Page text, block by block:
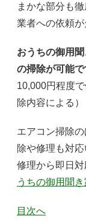
まかな部分も
業者への依頼が
おうちの御用
の掃除が可能で
10,000円程度
除内容による）
エアコン掃除
除や修理も対
修理から即日
うちの御用聞
目次へ